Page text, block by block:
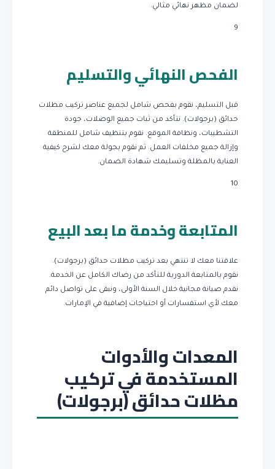
لضمان مظهر نهائي مثالي.
9
الفحص النهائي والتسليم
قبل التسليم، نقوم بفحص شامل لجميع عناصر تركيب مظلات
حدائق (برجولات). نتأكد من ثبات جميع الوصلات، جودة
التشطيبات، ونظافة الموقع. نقوم بتنظيف شامل للمنطقة
وإزالة جميع مخلفات العمل. ثم نقوم بجولة معك لشرح كيفية
العناية بالمظلة وتسليمك شهادة الضمان.
10
المتابعة وخدمة ما بعد البيع
علاقتنا معك لا تنتهي بعد تركيب مظلات حدائق (برجولات).
نقوم بالمتابعة الدورية للتأكد من رضاك الكامل عن الخدمة.
نقدم صيانة مجانية خلال السنة الأولى، ونبقى على تواصل دائم
معك لأي استفسارات أو احتياجات إضافية في الإمارات.
المعدات والأدوات
المستخدمة في تركيب
مظلات حدائق (برجولات)